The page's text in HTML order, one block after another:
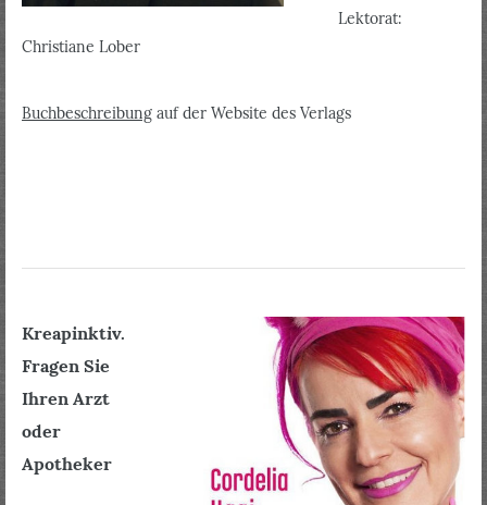
Lektorat:
Christiane Lober
Buchbeschreibung auf der Website des Verlags
Kreapinktiv.
Fragen Sie
Ihren Arzt
oder
Apotheker